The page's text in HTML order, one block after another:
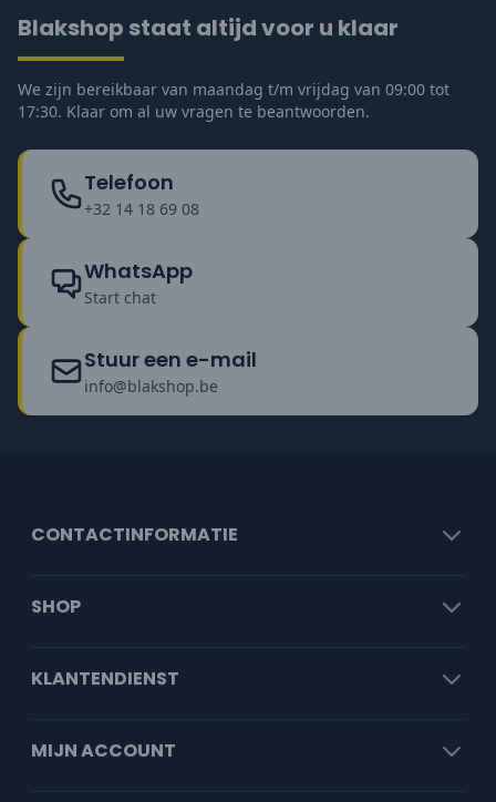
Blakshop staat altijd voor u klaar
We zijn bereikbaar van maandag t/m vrijdag van 09:00 tot
17:30. Klaar om al uw vragen te beantwoorden.
Telefoon
+32 14 18 69 08
WhatsApp
Start chat
Stuur een e-mail
info@blakshop.be
CONTACTINFORMATIE
SHOP
KLANTENDIENST
MIJN ACCOUNT